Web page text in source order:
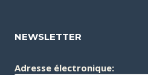
NEWSLETTER
Adresse électronique: